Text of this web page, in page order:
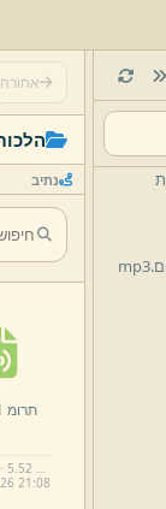
mp3
אחורה
נתיב
תרומ 1.
00:25:46 · 5.52 MB
21:08